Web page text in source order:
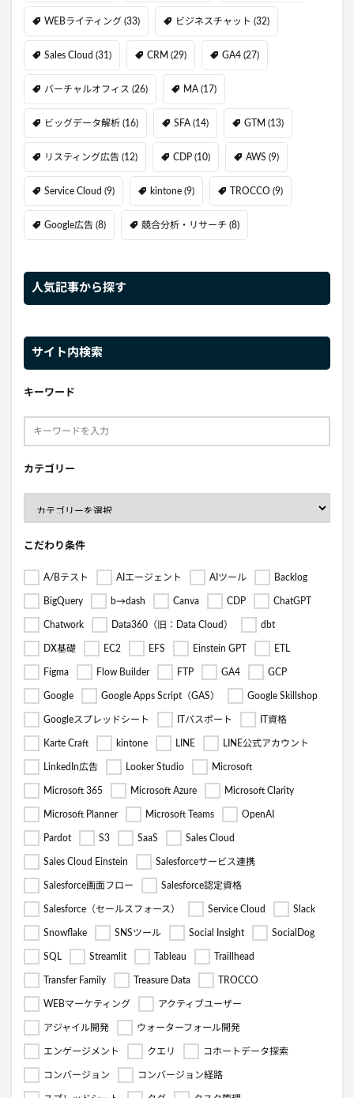
WEBライティング (33) ビジネスチャット (32)
Sales Cloud (31) CRM (29) GA4 (27)
バーチャルオフィス (26) MA (17)
ビッグデータ解析 (16) SFA (14) GTM (13)
リスティング広告 (12) CDP (10) AWS (9)
Service Cloud (9) kintone (9) TROCCO (9)
Google広告 (8) 競合分析・リサーチ (8)
人気記事から探す
サイト内検索
キーワード
カテゴリー
こだわり条件
A/Bテスト AIエージェント AIツール Backlog
BigQuery b→dash Canva CDP ChatGPT
Chatwork Data360（旧：Data Cloud） dbt
DX基礎 EC2 EFS Einstein GPT ETL
Figma Flow Builder FTP GA4 GCP
Google Google Apps Script（GAS） Google Skillshop
Googleスプレッドシート ITパスポート IT資格
Karte Craft kintone LINE LINE公式アカウント
LinkedIn広告 Looker Studio Microsoft
Microsoft 365 Microsoft Azure Microsoft Clarity
Microsoft Planner Microsoft Teams OpenAI
Pardot S3 SaaS Sales Cloud
Sales Cloud Einstein Salesforceサービス連携
Salesforce画面フロー Salesforce認定資格
Salesforce（セールスフォース） Service Cloud Slack
Snowflake SNSツール Social Insight SocialDog
SQL Streamlit Tableau Traillhead
Transfer Family Treasure Data TROCCO
WEBマーケティング アクティブユーザー
アジャイル開発 ウォーターフォール開発
エンゲージメント クエリ コホートデータ探索
コンバージョン コンバージョン経路